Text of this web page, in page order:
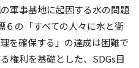
軍事基地に起因する水の問題
６の「すべての人々に水と衛
を確保する」の達成は困難で
権利を基礎とした、SDGs目